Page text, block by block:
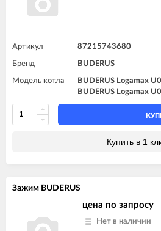
Артикул 87215743680
Бренд BUDERUS
Модель котла
BUDERUS Logamax
BUDERUS Logamax
Купить в 1
Зажим BUDERUS
цена по запросу
Нет в наличии